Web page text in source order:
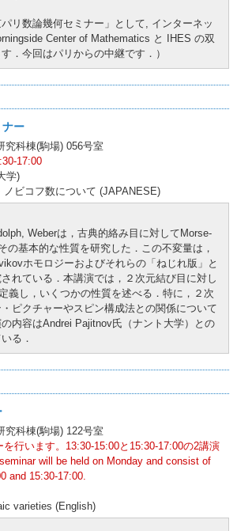
パリ数論幾何セミナー」として, インターネッ
Center of Mathematics と IHES の双
．今回はパリからの中継です．）
ナー
科棟(駒場) 056号室
17:00
学)
ノビコフ数について (JAPANESE)
Weberは，古典的絡み目に対してMorse-
の基本的な性質を研究した．この不変量は，
ホモロジーおよびそれらの「ねじれ版」と
れている．本講演では，２次元結び目に対し
義し，いくつかの性質を述べる．特に，２次
ピクチャーやスピン構成法との関係について
内容はAndrei Pajitnov氏（ナント大学）との
る．
科棟(駒場) 122号室
行います。13:30-15:00と15:30-17:00の2講演
will be held on Monday and consist of
and 15:30-17:00.
varieties (English)